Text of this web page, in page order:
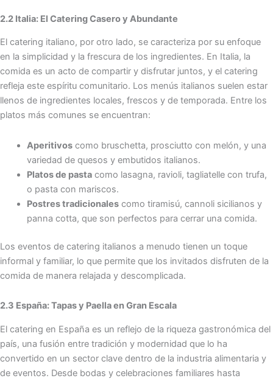
2.2 Italia: El Catering Casero y Abundante
El catering italiano, por otro lado, se caracteriza por su enfoque
en la simplicidad y la frescura de los ingredientes. En Italia, la
comida es un acto de compartir y disfrutar juntos, y el catering
refleja este espíritu comunitario. Los menús italianos suelen estar
llenos de ingredientes locales, frescos y de temporada. Entre los
platos más comunes se encuentran:
Aperitivoscomo bruschetta, prosciutto con melón, y una
variedad de quesos y embutidos italianos.
Platos de pastacomo lasagna, ravioli, tagliatelle con trufa,
o pasta con mariscos.
Postres tradicionalescomo tiramisú, cannoli sicilianos y
panna cotta, que son perfectos para cerrar una comida.
Los eventos de catering italianos a menudo tienen un toque
informal y familiar, lo que permite que los invitados disfruten de la
comida de manera relajada y descomplicada.
2.3 España: Tapas y Paella en Gran Escala
El catering en España es un reflejo de la riqueza gastronómica del
país, una fusión entre tradición y modernidad que lo ha
convertido en un sector clave dentro de la industria alimentaria y
de eventos. Desde bodas y celebraciones familiares hasta